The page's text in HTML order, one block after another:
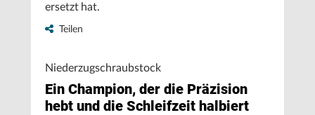
ersetzt hat.
Teilen
Niederzugschraubstock
Ein Champion, der die Präzision
hebt und die Schleifzeit halbiert